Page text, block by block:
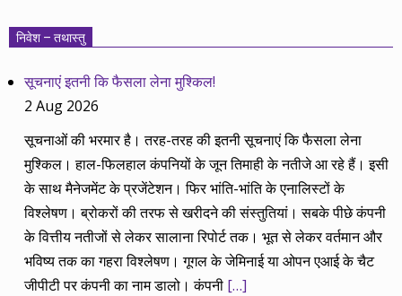
निवेश – तथास्तु
सूचनाएं इतनी कि फैसला लेना मुश्किल!
2 Aug 2026
सूचनाओं की भरमार है। तरह-तरह की इतनी सूचनाएं कि फैसला लेना
मुश्किल। हाल-फिलहाल कंपनियों के जून तिमाही के नतीजे आ रहे हैं। इसी
के साथ मैनेजमेंट के प्रजेंटेशन। फिर भांति-भांति के एनालिस्टों के
विश्लेषण। ब्रोकरों की तरफ से खरीदने की संस्तुतियां। सबके पीछे कंपनी
के वित्तीय नतीजों से लेकर सालाना रिपोर्ट तक। भूत से लेकर वर्तमान और
भविष्य तक का गहरा विश्लेषण। गूगल के जेमिनाई या ओपन एआई के चैट
जीपीटी पर कंपनी का नाम डालो। कंपनी […]